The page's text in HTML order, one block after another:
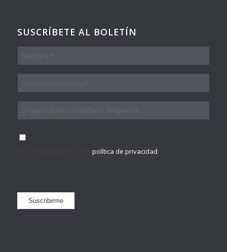
SUSCRÍBETE AL BOLETÍN
Nombre
Entidad
Empresa
Consentimiento
política de privacidad
Suscribirme